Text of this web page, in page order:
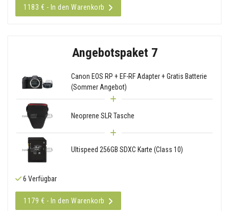
1183 € - In den Warenkorb
Angebotspaket 7
Canon EOS RP + EF-RF Adapter + Gratis Batterie
(Sommer Angebot)
Neoprene SLR Tasche
Ultispeed 256GB SDXC Karte (Class 10)
6 Verfügbar
1179 € - In den Warenkorb